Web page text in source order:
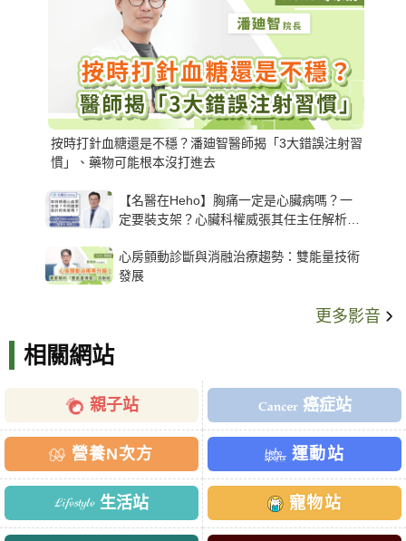
按時打針血糖還是不穩？潘廸智醫師揭「3大錯誤注射習
慣」、藥物可能根本沒打進去
【名醫在Heho】胸痛一定是心臟病嗎？一
定要裝支架？心臟科權威張其任主任解析支
心房顫動診斷與消融治療趨勢：雙能量技術
發展
更多影音
相關網站
親子站 癌症站
營養N次方 運動站
生活站 寵物站